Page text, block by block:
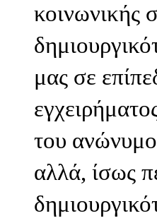
κοινωνικής
μας σε
του
αλλά, ίσως